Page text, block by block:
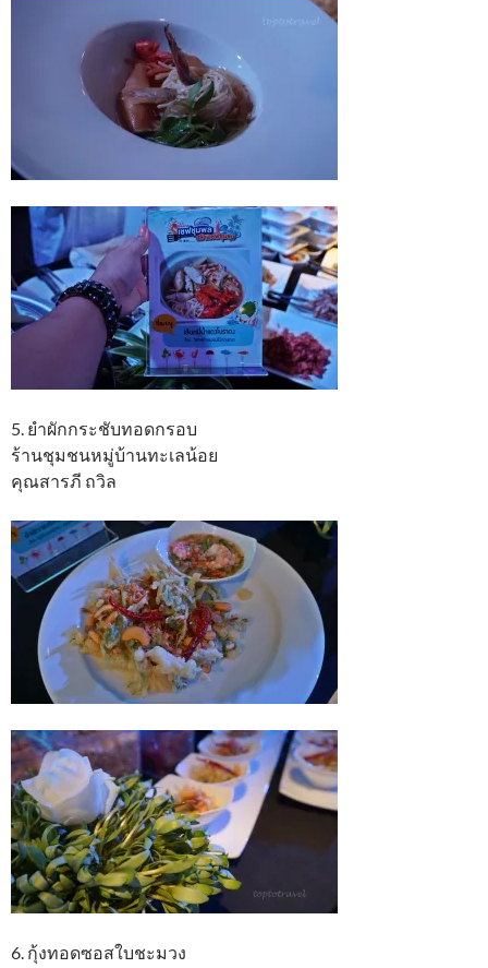
5. ยำผักกระชับทอดกรอบ
ร้านชุมชนหมู่บ้านทะเลน้อย
คุณสารภี ถวิล
6. กุ้งทอดซอสใบชะมวง